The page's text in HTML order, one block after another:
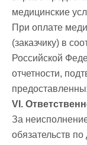
медицинские
При оплате
(заказчику) в
Российской
отчетности,
VI.
За
обязательств